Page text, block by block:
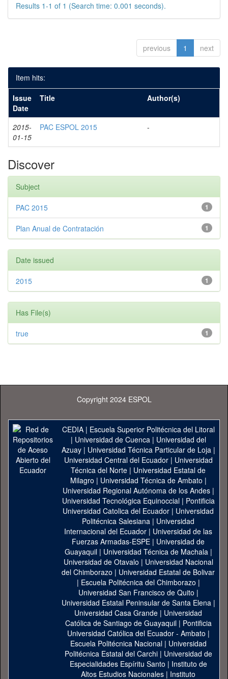
Results 1-1 of 1 (Search time: 0.001 seconds).
previous 1 next
Item hits:
Issue
Date
Title Author(s)
2015-
01-15
PAC ESPOL 2015 -
Discover
Subject
1
PAC 2015
1
Plan Anual de Contratación
Date issued
1
2015
Has File(s)
1
true
Copyright 2024 ESPOL
CEDIA| Escuela Superior Politécnica del Litoral
| Universidad de Cuenca| Universidad del
Azuay| Universidad Técnica Particular de Loja|
Universidad Central del Ecuador| Universidad
Técnica del Norte | Universidad Estatal de
Milagro | Universidad Técnica de Ambato |
Universidad Regional Autónoma de los Andes|
Universidad Tecnológica Equinoccial| Pontificia
Universidad Catolica del Ecuador | Universidad
Politécnica Salesiana | Universidad
Internacional del Ecuador | Universidad de las
Fuerzas Armadas-ESPE | Universidad de
Guayaquil| Universidad Técnica de Machala|
Universidad de Otavalo | Universidad Nacional
del Chimborazo | Universidad Estatal de Bolivar
| Escuela Politécnica del Chimborazo |
Universidad San Francisco de Quito |
Universidad Estatal Peninsular de Santa Elena|
Universidad Casa Grande | Universidad
Católica de Santiago de Guayaquil| Pontificia
Universidad Católica del Ecuador - Ambato |
Escuela Politécnica Nacional| Universidad
Politécnica Estatal del Carchi| Universidad de
Especialidades Espíritu Santo | Instituto de
Altos Estudios Nacionales | Instituto